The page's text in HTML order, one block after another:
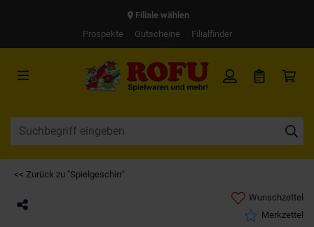
Filiale wählen
Prospekte
Gutscheine Filialfinder
<< Zurück zu "Spielgeschirr"
Wunschzettel
Merkzettel